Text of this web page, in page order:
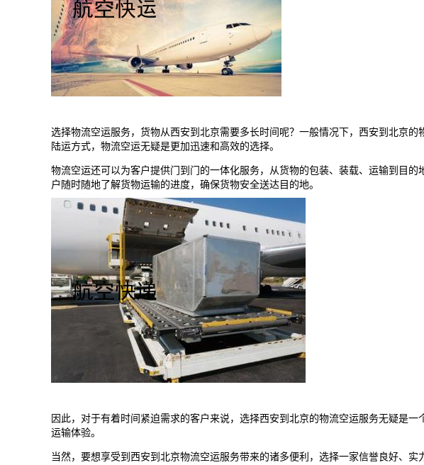
选择物流空运服务，货物从西安到北京需要多长时间呢？一般情况下，西安到北京的
陆运方式，物流空运无疑是更加迅速和高效的选择。
物流空运还可以为客户提供门到门的一体化服务，从货物的包装、装载、运输到目
户随时随地了解货物运输的进度，确保货物安全送达目的地。
因此，对于有着时间紧迫需求的客户来说，选择西安到北京的物流空运服务无疑是一
运输体验。
当然，要想享受到西安到北京物流空运服务带来的诸多便利，选择一家信誉良好、实